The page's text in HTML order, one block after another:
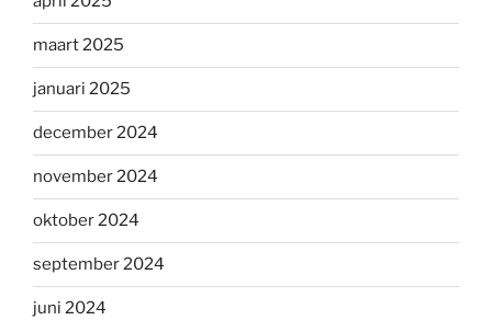
maart 2025
januari 2025
december 2024
november 2024
oktober 2024
september 2024
juni 2024